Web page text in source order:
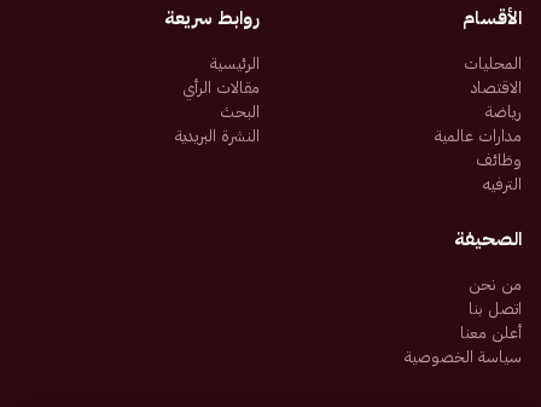
الأقسام
المحليات
الاقتصاد
رياضة
مدارات عالمية
وظائف
الترفيه
روابط سريعة
الرئيسية
مقالات الرأي
البحث
النشرة البريدية
الصحيفة
من نحن
اتصل بنا
أعلن معنا
سياسة الخصوصية